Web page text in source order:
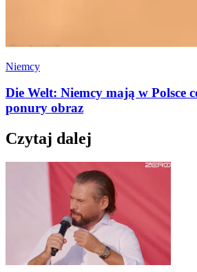
Niemcy
Die Welt: Niemcy mają w Polsce
ponury obraz
Czytaj dalej